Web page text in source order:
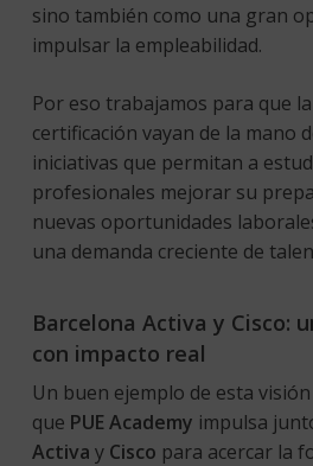
sino también como una gran
impulsar la empleabilidad.
Por eso trabajamos para que
certificación vayan de la mano
iniciativas que permitan a
profesionales mejorar su
nuevas oportunidades
una demanda creciente de
Barcelona Activa y Cisco:
con impacto real
Un buen ejemplo de esta
que PUE Academy impulsa
Activa y Cisco para acercar la